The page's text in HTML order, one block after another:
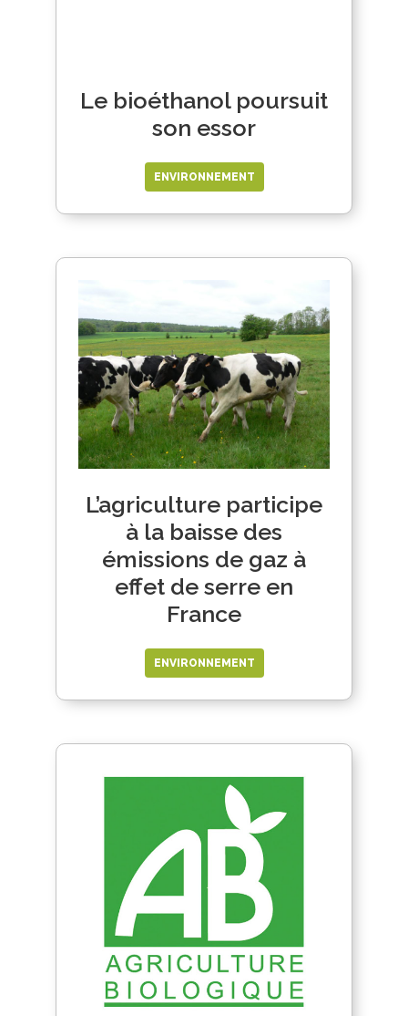
Le bioéthanol poursuit
son essor
ENVIRONNEMENT
L’agriculture participe
à la baisse des
émissions de gaz à
effet de serre en
France
ENVIRONNEMENT